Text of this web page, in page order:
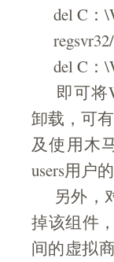
del C：
regsvr32/
del C：
即可将
卸载，可
及使用木
users用户
另外，
掉该组件
间的虚拟